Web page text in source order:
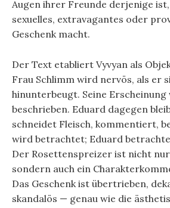
Augen ihrer Freunde derjenige
sexuelles, extravagantes oder
Geschenk macht.
Der Text etabliert Vyvyan als
Frau Schlimm wird nervös, als er
hinunterbeugt. Seine
beschrieben. Eduard dagegen
schneidet Fleisch, kommentiert,
wird betrachtet; Eduard
Der Rosettenspreizer ist nicht nur
sondern auch ein
Das Geschenk ist übertrieben,
skandalös — genau wie die